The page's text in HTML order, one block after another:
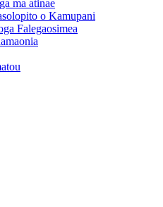
ma atinae
o Kamupani
Falegaosimea